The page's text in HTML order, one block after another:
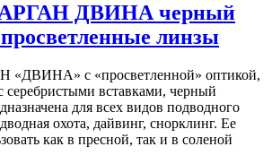
ДВИНА черный
линзы
«ДВИНА» с «просветленной» оптикой,
серебристыми вставками, черный
для всех видов подводного
охота, дайвинг, снорклинг. Ее
как в пресной, так и в соленой